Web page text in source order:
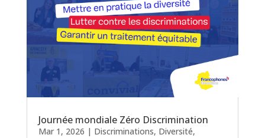
Journée mondiale Zéro Discrimination
Mar 1, 2026 | Discriminations, Diversité,